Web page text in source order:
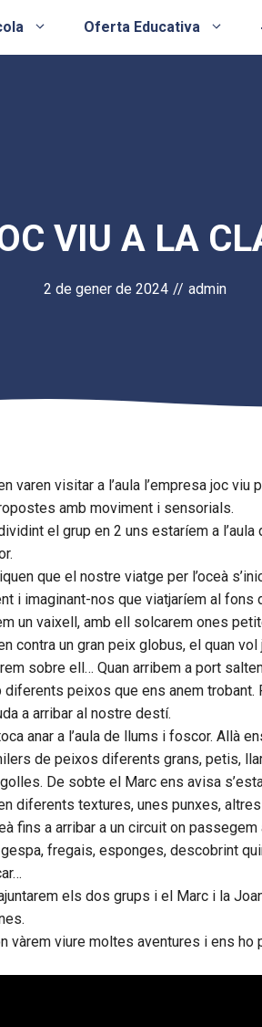
Oferta Educativa
VIU A LA
2 de gener de 2024 // admin
varen visitar a l’aula l’empresa joc
amb moviment i sensorials.
el grup en 2 uns estaríem a
que el nostre viatge per l’oceà
i imaginant-nos que viatjaríem al fons
un vaixell, amb ell solcarem ones
contra un gran peix globus, el quan
sobre ell… Quan arribem a port
peixos que ens anem trobant.
a arribar al nostre destí.
anar a l’aula de llums i foscor. Allà
de peixos diferents grans, petis,
De sobte el Marc ens avisa
diferents textures, unes punxes,
fins a arribar a un circuit on
fregais, esponges, descobrint
els dos grups i el Marc i la
vàrem viure moltes aventures i ens ho